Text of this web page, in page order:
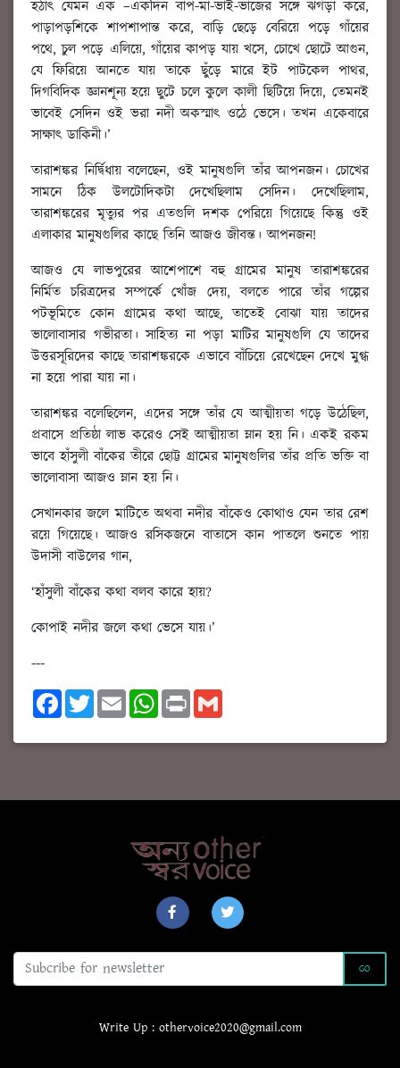
হঠাৎ যেমন এক –একদিন বাপ-মা-ভাই-ভাজের সঙ্গে ঝগড়া করে,
পাড়াপড়শিকে শাপশাপান্ত করে, বাড়ি ছেড়ে বেরিয়ে পড়ে গাঁয়ের
পথে, চুল পড়ে এলিয়ে, গাঁয়ের কাপড় যায় খসে, চোখে ছোটে আগুন,
যে ফিরিয়ে আনতে যায় তাকে ছুঁড়ে মারে ইট পাটকেল পাথর,
দিগবিদিক জ্ঞানশূন্য হয়ে ছুটে চলে কুলে কালী ছিটিয়ে দিয়ে, তেমনই
ভাবেই সেদিন ওই ভরা নদী অকস্মাৎ ওঠে ভেসে। তখন একেবারে
সাক্ষাৎ ডাকিনী।’
তারাশঙ্কর নির্দ্বিধায় বলেছেন, ওই মানুষগুলি তাঁর আপনজন। চোখের
সামনে ঠিক উলটোদিকটা দেখেছিলাম সেদিন। দেখেছিলাম,
তারাশঙ্করের মৃত্যুর পর এতগুলি দশক পেরিয়ে গিয়েছে কিন্তু ওই
এলাকার মানুষগুলির কাছে তিনি আজও জীবন্ত। আপনজন!
আজও যে লাভপুরের আশেপাশে বহু গ্রামের মানুষ তারাশঙ্করের
নির্মিত চরিত্রদের সম্পর্কে খোঁজ দেয়, বলতে পারে তাঁর গল্পের
পটভূমিতে কোন গ্রামের কথা আছে, তাতেই বোঝা যায় তাদের
ভালোবাসার গভীরতা। সাহিত্য না পড়া মাটির মানুষগুলি যে তাদের
উত্তরসূরিদের কাছে তারাশঙ্করকে এভাবে বাঁচিয়ে রেখেছেন দেখে মুগ্ধ
না হয়ে পারা যায় না।
তারাশঙ্কর বলেছিলেন, এদের সঙ্গে তাঁর যে আত্মীয়তা গড়ে উঠেছিল,
প্রবাসে প্রতিষ্ঠা লাভ করেও সেই আত্মীয়তা ম্লান হয় নি। একই রকম
ভাবে হাঁসুলী বাঁকের তীরে ছোট্ট গ্রামের মানুষগুলির তাঁর প্রতি ভক্তি বা
ভালোবাসা আজও ম্লান হয় নি।
সেখানকার জলে মাটিতে অথবা নদীর বাঁকেও কোথাও যেন তার রেশ
রয়ে গিয়েছে। আজও রসিকজনে বাতাসে কান পাতলে শুনতে পায়
উদাসী বাউলের গান,
‘হাঁসুলী বাঁকের কথা বলব কারে হায়?
কোপাই নদীর জলে কথা ভেসে যায়।’
---
F
a
c
e
k
T
w
t
E
m
a
i
W
h
a
t
p
P
r
n i
GO
Write Up : othervoice2020@gmail.com